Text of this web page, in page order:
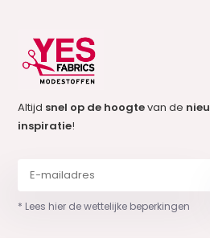
Altijd snel op de hoogtevan de
inspiratie!
* Lees hier de wettelijke beperkingen